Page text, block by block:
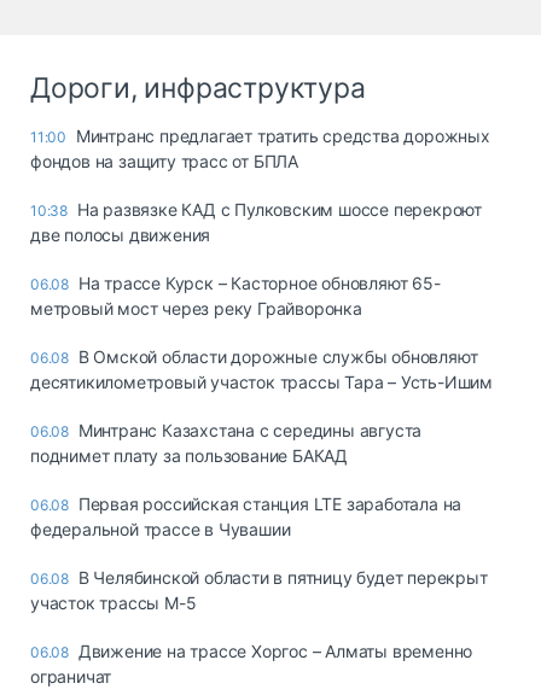
Дороги, инфраструктура
11:00
Минтранс предлагает тратить средства дорожных
фондов на защиту трасс от БПЛА
10:38 На развязке КАД с Пулковским шоссе перекроют
две полосы движения
06.08 На трассе Курск – Касторное обновляют 65-
метровый мост через реку Грайворонка
06.08 В Омской области дорожные службы обновляют
десятикилометровый участок трассы Тара – Усть-Ишим
06.08 Минтранс Казахстана с середины августа
поднимет плату за пользование БАКАД
06.08 Первая российская станция LTE заработала на
федеральной трассе в Чувашии
06.08 В Челябинской области в пятницу будет перекрыт
участок трассы М-5
06.08 Движение на трассе Хоргос – Алматы временно
ограничат